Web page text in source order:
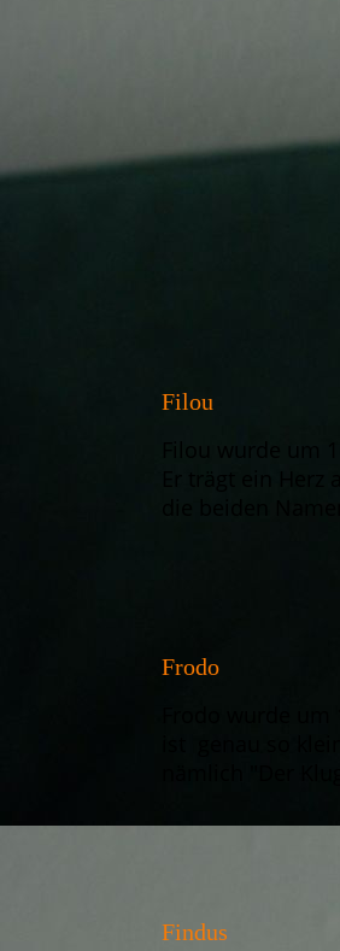
Filou
Filou wurde um
Er trägt ein
Frodo
Frodo wurde
ist genau so
Findus